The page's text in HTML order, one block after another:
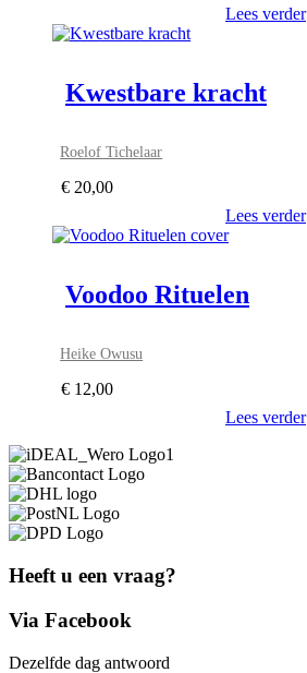
Lees verder
Kwestbare kracht
Roelof Tichelaar
€ 20,00
Lees verder
Voodoo Rituelen
Heike Owusu
€ 12,00
Lees verder
Heeft u een vraag?
Via Facebook
Dezelfde dag antwoord